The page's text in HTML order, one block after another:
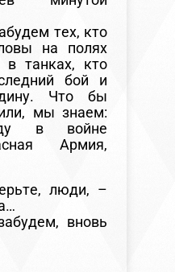
тех, кто
на полях
в танках, кто
бой и
Что бы
мы знаем:
в войне
Армия,
люди, –
вновь